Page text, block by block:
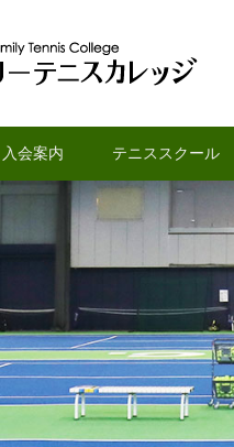
ニスカレッ
入会案内 テニススクール